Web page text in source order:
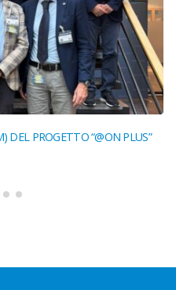
DEL PROGETTO “@ON PLUS”